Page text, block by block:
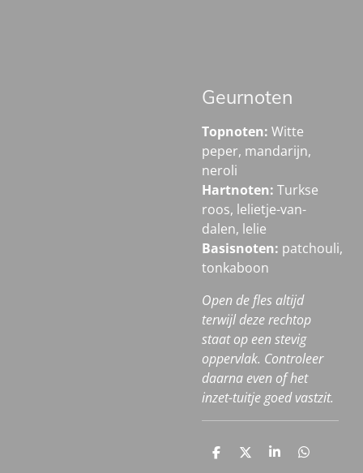
Geurnoten
Topnoten: Witte
peper, mandarijn,
neroli
Hartnoten: Turkse
roos, lelietje-van-
dalen, lelie
Basisnoten: patchouli,
tonkaboon
Open de fles altijd
terwijl deze rechtop
staat op een stevig
oppervlak. Controleer
daarna even of het
inzet-tuitje goed vastzit.
D
D
S
D